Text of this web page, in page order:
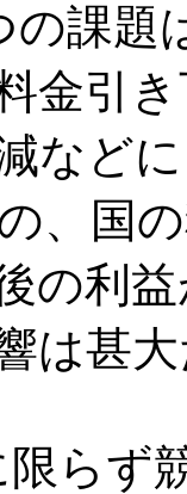
課題
金引
など
、国
の利
は甚
らず